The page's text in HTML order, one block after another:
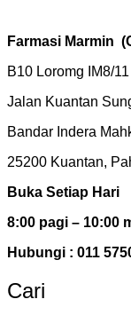
Farmasi Marmin
B10 Loromg IM8/
Jalan Kuantan
Bandar Indera
25200 Kuantan,
Buka Setiap Hari
8:00 pagi – 10:00
Hubungi : 011
Cari